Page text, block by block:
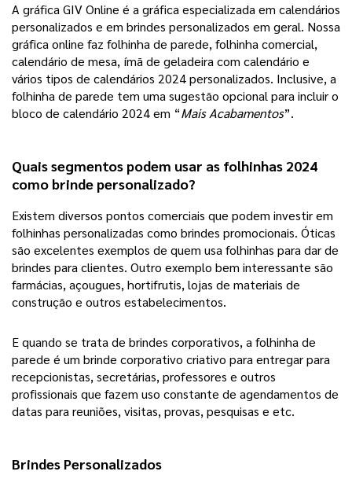
A gráfica GIV Online é a gráfica especializada em calendários
personalizados e em brindes personalizados em geral. Nossa
gráfica online faz folhinha de parede, folhinha comercial,
calendário de mesa, ímã de geladeira com calendário e
vários tipos de calendários 2024 personalizados. Inclusive, a
folhinha de parede tem uma sugestão opcional para incluir o
bloco de calendário 2024 em “Mais Acabamentos”.
Quais segmentos podem usar as folhinhas 2024
como brinde personalizado?
Existem diversos pontos comerciais que podem investir em
folhinhas personalizadas como brindes promocionais. Óticas
são excelentes exemplos de quem usa folhinhas para dar de
brindes para clientes. Outro exemplo bem interessante são
farmácias, açougues, hortifrutis, lojas de materiais de
construção e outros estabelecimentos.
E quando se trata de brindes corporativos, a folhinha de
parede é um brinde corporativo criativo para entregar para
recepcionistas, secretárias, professores e outros
profissionais que fazem uso constante de agendamentos de
datas para reuniões, visitas, provas, pesquisas e etc.
Brindes Personalizados